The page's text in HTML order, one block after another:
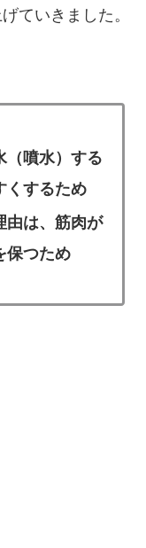
ていきました。
（噴水）する
くするため
由は、筋肉が
保つため